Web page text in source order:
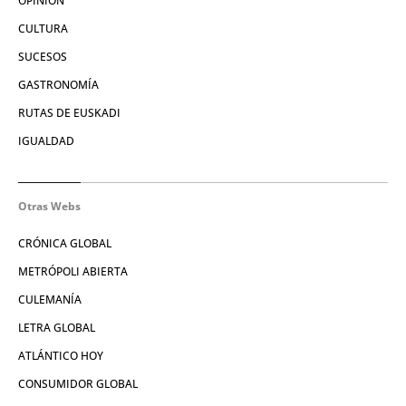
CULTURA
SUCESOS
GASTRONOMÍA
RUTAS DE EUSKADI
IGUALDAD
Otras Webs
CRÓNICA GLOBAL
METRÓPOLI ABIERTA
CULEMANÍA
LETRA GLOBAL
ATLÁNTICO HOY
CONSUMIDOR GLOBAL